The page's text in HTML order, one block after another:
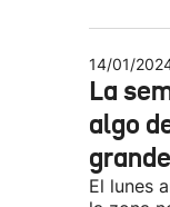
14/01/
La
algo
El lunes